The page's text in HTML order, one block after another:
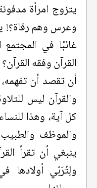
يتزوج امرأة
وعرس وهم رفاة؟!
غائبًا في
القرآن وفقه
أن تقصد أن
والقرآن ليس
كل آية، وهذا
والموظف
ينبغي أن تقرأ
ولِتُرَبّي أولادها